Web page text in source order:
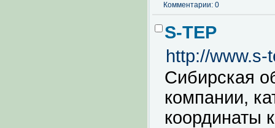
Комментарии: 0
S-TEP
http://www.s-
Сибирская
компании,
координаты